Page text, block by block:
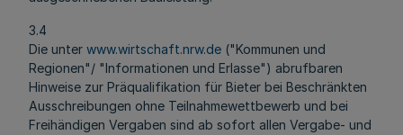
3.4
Die unter www.wirtschaft.nrw.de ("Kommunen und
Regionen"/ "Informationen und Erlasse") abrufbaren
Hinweise zur Präqualifikation für Bieter bei Beschränkten
Ausschreibungen ohne Teilnahmewettbewerb und bei
Freihändigen Vergaben sind ab sofort allen Vergabe- und